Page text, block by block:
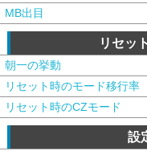
MB出目
リセッ
朝一の挙動
リセット時のモード移行率
リセット時のCZモード
設